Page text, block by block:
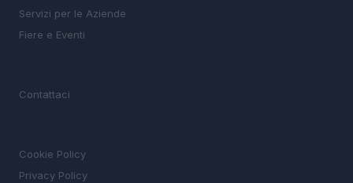
Servizi per le Aziende
Fiere e Eventi
Contattaci
Cookie Policy
Privacy Policy